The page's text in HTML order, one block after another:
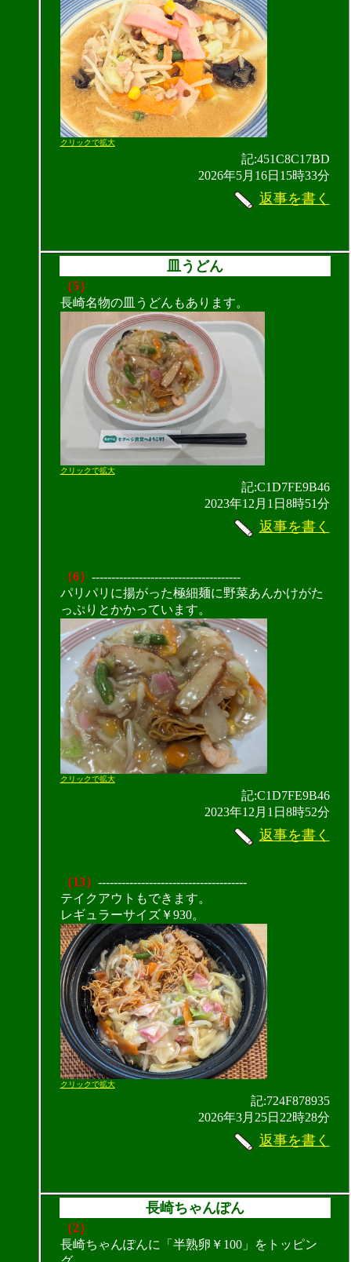
クリックで拡大
記:451C8C17BD
2026年5月16日15時33分
返事を書く
皿うどん
（5）
長崎名物の皿うどんもあります。
クリックで拡大
記:C1D7FE9B46
2023年12月1日8時51分
返事を書く
（6） --------------------------------------
パリパリに揚がった極細麺に野菜あんかけがた
っぷりとかかっています。
クリックで拡大
記:C1D7FE9B46
2023年12月1日8時52分
返事を書く
（13） --------------------------------------
テイクアウトもできます。
レギュラーサイズ￥930。
クリックで拡大
記:724F878935
2026年3月25日22時28分
返事を書く
長崎ちゃんぽん
（2）
長崎ちゃんぽんに「半熟卵￥100」をトッピン